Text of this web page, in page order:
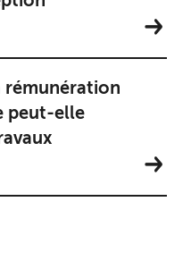
rémunération
peut-elle